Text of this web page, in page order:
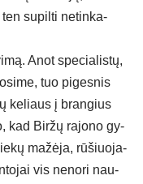
ten su­pil­ti ne­tin­ka­
Anot spe­cia­lis­tų,
tuo pi­ges­nis
ke­liaus į bran­gius
kad Bir­žų ra­jo­no gy­
ma­žė­ja, rū­šiuo­ja­
vis ne­no­ri nau­